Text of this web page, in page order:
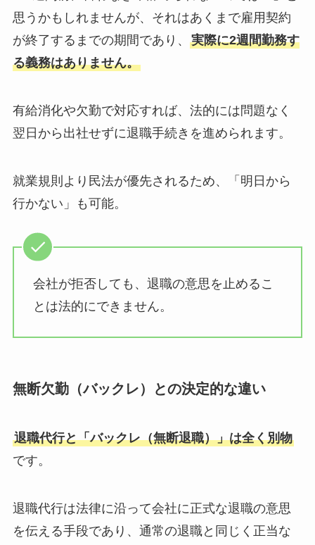
思うかもしれませんが、それはあくまで雇用契約
が終了するまでの期間であり、 実際に2週間勤務す
る義務はありません。
有給消化や欠勤で対応すれば、法的には問題なく
翌日から出社せずに退職手続きを進められます。
就業規則より民法が優先されるため、「明日から
行かない」も可能。
会社が拒否しても、退職の意思を止めるこ
とは法的にできません。
無断欠勤（バックレ）との決定的な違い
退職代行と「バックレ（無断退職）」は全く別物
です。
退職代行は法律に沿って会社に正式な退職の意思
を伝える手段であり、通常の退職と同じく正当な